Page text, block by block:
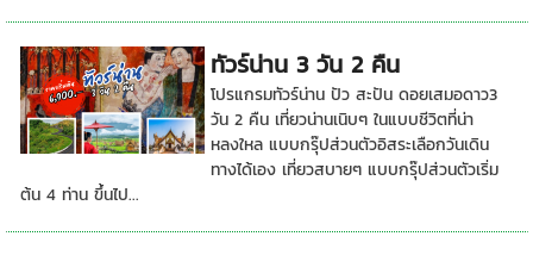
ทัวร์น่าน 3 วัน 2 คืน
โปรแกรมทัวร์น่าน ปัว สะปัน ดอยเสมอดาว3
วัน 2 คืน เที่ยวน่านเนิบๆ ในแบบชีวิตที่น่า
หลงใหล แบบกรุ๊ปส่วนตัวอิสระเลือกวันเดิน
ทางได้เอง เที่ยวสบายๆ แบบกรุ๊ปส่วนตัวเริ่ม
ต้น 4 ท่าน ขึ้นไป...